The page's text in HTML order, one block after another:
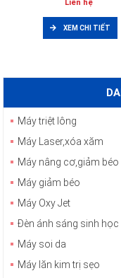
Liên hệ
XEM CHI TIẾT
Máy triệt lông
Máy Laser,xóa xăm
Máy nâng cơ,giảm béo
Máy giảm béo
Máy Oxy Jet
Đèn ánh sáng sinh học
Máy soi da
Máy lăn kim trị sẹo